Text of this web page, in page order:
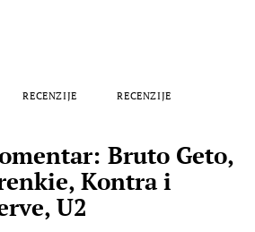
RECENZIJE
RECENZIJE
Bruto Geto,
Kontra i
U2